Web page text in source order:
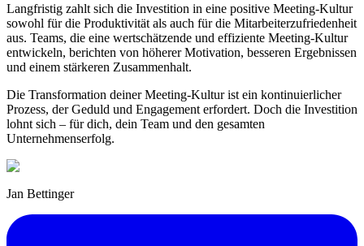
Langfristig zahlt sich die Investition in eine positive Meeting-Kultur
sowohl für die Produktivität als auch für die Mitarbeiterzufriedenheit
aus. Teams, die eine wertschätzende und effiziente Meeting-Kultur
entwickeln, berichten von höherer Motivation, besseren Ergebnissen
und einem stärkeren Zusammenhalt.
Die Transformation deiner Meeting-Kultur ist ein kontinuierlicher
Prozess, der Geduld und Engagement erfordert. Doch die Investition
lohnt sich – für dich, dein Team und den gesamten
Unternehmenserfolg.
Jan Bettinger